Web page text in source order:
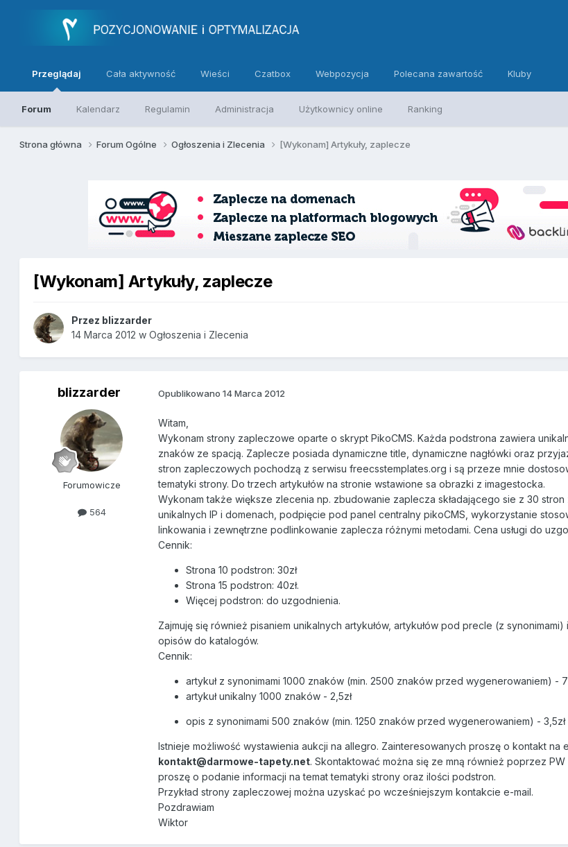
Przeglądaj
Forum Kalendarz Regulamin Administracja Użytkownicy online Ranking
Cała aktywność Wieści Czatbox Webpozycja Polecana zawartość Kluby
Strona główna Forum Ogólne Ogłoszenia i Zlecenia [Wykonam] Artykuły, zaplecze
[Wykonam] Artykuły, zaplecze
Przez blizzarder
14 Marca 2012 wOgłoszenia i Zlecenia
blizzarder
Forumowicze
564
Opublikowano14 Marca 2012
Witam,
Wykonam strony zapleczowe oparte o skrypt PikoCMS. Każda podstrona zawiera
znaków ze spacją. Zaplecze posiada dynamiczne title, dynamiczne nagłówki oraz
stron zapleczowych pochodzą z serwisu freecsstemplates.org i są przeze mnie
tematyki strony. Do trzech artykułów na stronie wstawione sa obrazki z imagestocka.
Wykonam także większe zlecenia np. zbudowanie zaplecza składającego sie z 30
unikalnych IP i domenach, podpięcie pod panel centralny pikoCMS, wykorzystanie
linkowania i zewnętrzne podlinkowanie zaplecza różnymi metodami. Cena usługi do
Cennik:
Strona 10 podstron: 30zł
Strona 15 podstron: 40zł.
Więcej podstron: do uzgodnienia.
Zajmuję się również pisaniem unikalnych artykułów, artykułów pod precle (z
opisów do katalogów.
Cennik:
artykuł z synonimami 1000 znaków (min. 2500 znaków przed wygenerowaniem) -
artykuł unikalny 1000 znaków - 2,5zł
opis z synonimami 500 znaków (min. 1250 znaków przed wygenerowaniem) - 3,5zł
Istnieje możliwość wystawienia aukcji na allegro. Zainteresowanych proszę o kontakt na
kontakt@darmowe-tapety.net. Skontaktować można się ze mną również poprzez PW
proszę o podanie informacji na temat tematyki strony oraz ilości podstron.
Przykład strony zapleczowej można uzyskać po wcześniejszym kontakcie e-mail.
Pozdrawiam
Wiktor